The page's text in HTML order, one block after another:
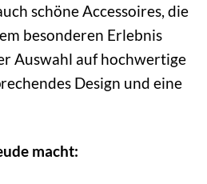
schöne Accessoires, die
besonderen Erlebnis
Auswahl auf hochwertige
Design und eine
macht: